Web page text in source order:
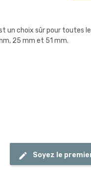
un choix sûr pour toutes
25 mm et 51 mm.
Soyez le